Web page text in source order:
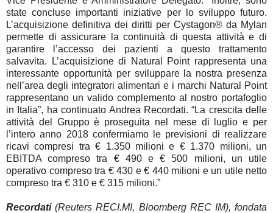
state concluse importanti iniziative per lo sviluppo futuro.
L’acquisizione definitiva dei diritti per Cystagon® da Mylan
permette di assicurare la continuità di questa attività e di
garantire l’accesso dei pazienti a questo trattamento
salvavita. L’acquisizione di Natural Point rappresenta una
interessante opportunità per sviluppare la nostra presenza
nell’area degli integratori alimentari e i marchi Natural Point
rappresentano un valido complemento al nostro portafoglio
in Italia”, ha continuato Andrea Recordati. “La crescita delle
attività del Gruppo è proseguita nel mese di luglio e per
l’intero anno 2018 confermiamo le previsioni di realizzare
ricavi compresi tra € 1.350 milioni e € 1.370 milioni, un
EBITDA compreso tra € 490 e € 500 milioni, un utile
operativo compreso tra € 430 e € 440 milioni e un utile netto
compreso tra € 310 e € 315 milioni.”
Recordati(Reuters RECI.MI, Bloomberg REC IM), fondata